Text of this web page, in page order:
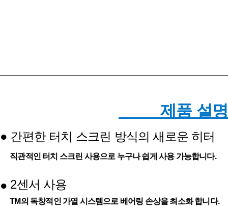
제품 설명
● 간편한 터치 스크린 방식의 새로운 히터
직관적인 터치 스크린 사용으로 누구나 쉽게 사용 가능합니다.
● 2센서 사용
TM의 독창적인 가열 시스템으로 베어링 손상을 최소화 합니다.